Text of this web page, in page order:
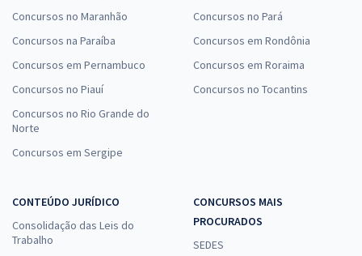
Concursos no Maranhão
Concursos na Paraíba
Concursos em Pernambuco
Concursos no Piauí
Concursos no Rio Grande do
Norte
Concursos em Sergipe
Concursos no Pará
Concursos em Rondônia
Concursos em Roraima
Concursos no Tocantins
CONTEÚDO JURÍDICO
Consolidação das Leis do
Trabalho
CONCURSOS MAIS
PROCURADOS
SEDES